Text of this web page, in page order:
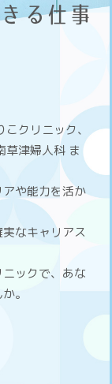
る仕事
クリニック、
草津婦人科 ま
や能力を活か
なキャリアス
ックで、あな
。